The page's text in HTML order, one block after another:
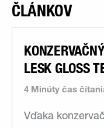
ČLÁNKOV
4 Minúty čas
LESK GLOSS
Vďaka